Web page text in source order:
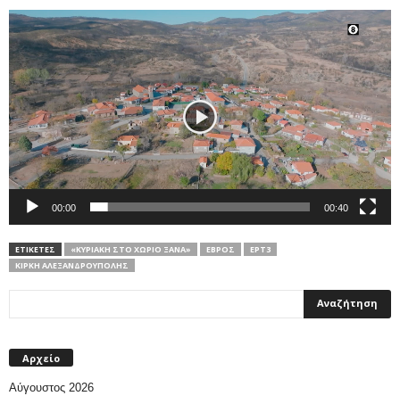
Πρόγραμμα
Αναπαραγωγής
Βίντεο
00:00 00:40
ΕΤΙΚΕΤΕΣ «ΚΥΡΙΑΚΉ ΣΤΟ ΧΩΡΙΌ ΞΑΝΆ» ΕΒΡΟΣ
ΕΡΤ3
ΚΊΡΚΗ ΑΛΕΞΑΝΔΡΟΎΠΟΛΗΣ
Αρχείο
Αύγουστος 2026